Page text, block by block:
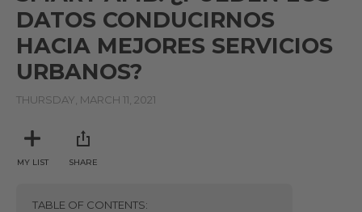
DATOS CONDUCIRNOS
HACIA MEJORES SERVICIOS
URBANOS?
THURSDAY, MARCH 11, 2021
MY LIST SHARE
TABLE OF CONTENTS